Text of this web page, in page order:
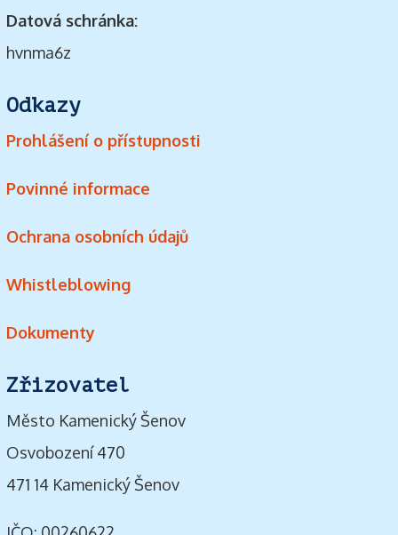
Datová schránka:
hvnma6z
Odkazy
Prohlášení o přístupnosti
Povinné informace
Ochrana osobních údajů
Whistleblowing
Dokumenty
Zřizovatel
Město Kamenický Šenov
Osvobození 470
471 14 Kamenický Šenov